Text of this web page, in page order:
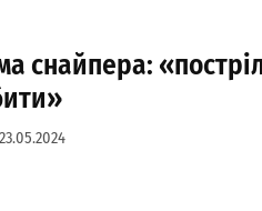
снайпера:
23.05.2024